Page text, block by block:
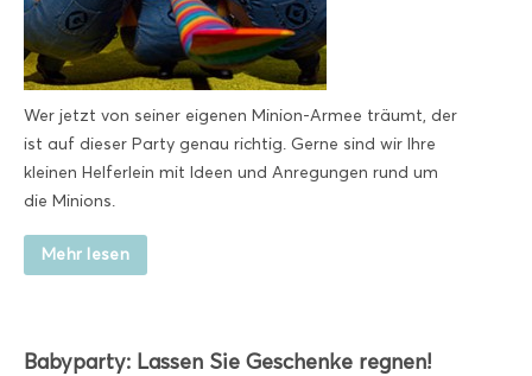
Wer jetzt von seiner eigenen Minion-Armee träumt, der
ist auf dieser Party genau richtig. Gerne sind wir Ihre
kleinen Helferlein mit Ideen und Anregungen rund um
die Minions.
Mehr lesen
Babyparty: Lassen Sie Geschenke regnen!